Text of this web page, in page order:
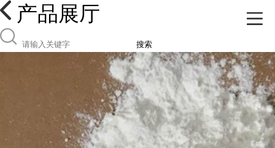
产品展厅
搜索